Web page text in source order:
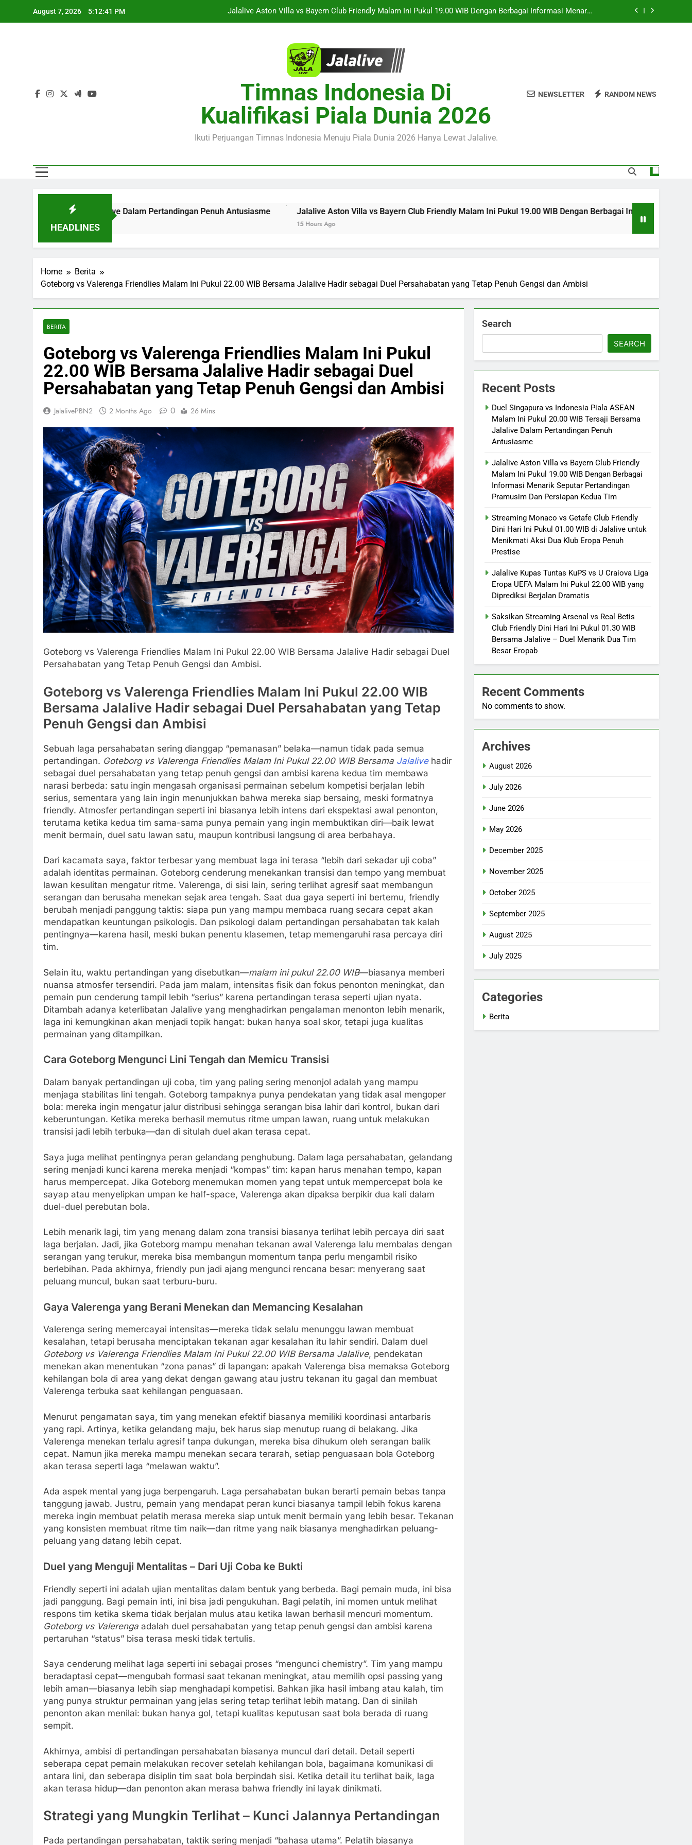
August 7, 2026 5:12:42 PM
Streaming Monaco vs Getafe Club Friendly Dini Hari Ini Pukul 01.00 WIB di Jalalive untuk Menikmati Aksi
Duel Singapura vs Indonesia Piala ASEAN Malam Ini Pukul 20.00 WIB Tersaji Bersama Jalalive Dalam
Jalalive Aston Villa vs Bayern Club Friendly Malam Ini Pukul 19.00 WIB Dengan Berbagai Informasi Menarik
Seputar Pertandingan Pramusim Dan Persiapan Kedua Tim
Streaming Monaco vs Getafe Club Friendly Dini Hari Ini Pukul 01.00 WIB di Jalalive untuk Menikmati Aksi
Dua Klub Eropa Penuh Prestise
Jalalive Kupas Tuntas KuPS vs U Craiova Liga Eropa UEFA Malam Ini Pukul 22.00 WIB yang Diprediksi
Timnas Indonesia Di
Kualifikasi Piala Dunia 2026
Ikuti Perjuangan Timnas Indonesia Menuju Piala Dunia 2026 Hanya Lewat Jalalive.
NEWSLETTER RANDOM NEWS
HEADLINES
Jalalive Dalam Pertandingan Penuh Antusiasme Jalalive Aston Villa vs Bayern Club Friendly Malam Ini Pukul 19.00 WIB Dengan Berbagai Informasi Menarik Seputar
Home
Berita
Goteborg vs Valerenga Friendlies Malam Ini Pukul 22.00 WIB Bersama Jalalive Hadir sebagai Duel Persahabatan yang Tetap Penuh Gengsi dan Ambisi
BERITA
Goteborg vs Valerenga Friendlies Malam Ini Pukul
22.00 WIB Bersama Jalalive Hadir sebagai Duel
Persahabatan yang Tetap Penuh Gengsi dan Ambisi
JalalivePBN2 2 Months Ago 0 26 Mins
Goteborg vs Valerenga Friendlies Malam Ini Pukul 22.00 WIB Bersama Jalalive Hadir sebagai Duel
Persahabatan yang Tetap Penuh Gengsi dan Ambisi.
Goteborg vs Valerenga Friendlies Malam Ini Pukul 22.00 WIB
Bersama Jalalive Hadir sebagai Duel Persahabatan yang Tetap
Penuh Gengsi dan Ambisi
Sebuah laga persahabatan sering dianggap “pemanasan” belaka—namun tidak pada semua
pertandingan. Goteborg vs Valerenga Friendlies Malam Ini Pukul 22.00 WIB Bersama Jalalivehadir
sebagai duel persahabatan yang tetap penuh gengsi dan ambisi karena kedua tim membawa
narasi berbeda: satu ingin mengasah organisasi permainan sebelum kompetisi berjalan lebih
serius, sementara yang lain ingin menunjukkan bahwa mereka siap bersaing, meski formatnya
friendly. Atmosfer pertandingan seperti ini biasanya lebih intens dari ekspektasi awal penonton,
terutama ketika kedua tim sama-sama punya pemain yang ingin membuktikan diri—baik lewat
menit bermain, duel satu lawan satu, maupun kontribusi langsung di area berbahaya.
Dari kacamata saya, faktor terbesar yang membuat laga ini terasa “lebih dari sekadar uji coba”
adalah identitas permainan. Goteborg cenderung menekankan transisi dan tempo yang membuat
lawan kesulitan mengatur ritme. Valerenga, di sisi lain, sering terlihat agresif saat membangun
serangan dan berusaha menekan sejak area tengah. Saat dua gaya seperti ini bertemu, friendly
berubah menjadi panggung taktis: siapa pun yang mampu membaca ruang secara cepat akan
mendapatkan keuntungan psikologis. Dan psikologi dalam pertandingan persahabatan tak kalah
pentingnya—karena hasil, meski bukan penentu klasemen, tetap memengaruhi rasa percaya diri
tim.
Selain itu, waktu pertandingan yang disebutkan—malam ini pukul 22.00 WIB—biasanya memberi
nuansa atmosfer tersendiri. Pada jam malam, intensitas fisik dan fokus penonton meningkat, dan
pemain pun cenderung tampil lebih “serius” karena pertandingan terasa seperti ujian nyata.
Ditambah adanya keterlibatan Jalalive yang menghadirkan pengalaman menonton lebih menarik,
laga ini kemungkinan akan menjadi topik hangat: bukan hanya soal skor, tetapi juga kualitas
permainan yang ditampilkan.
Cara Goteborg Mengunci Lini Tengah dan Memicu Transisi
Dalam banyak pertandingan uji coba, tim yang paling sering menonjol adalah yang mampu
menjaga stabilitas lini tengah. Goteborg tampaknya punya pendekatan yang tidak asal mengoper
bola: mereka ingin mengatur jalur distribusi sehingga serangan bisa lahir dari kontrol, bukan dari
keberuntungan. Ketika mereka berhasil memutus ritme umpan lawan, ruang untuk melakukan
transisi jadi lebih terbuka—dan di situlah duel akan terasa cepat.
Saya juga melihat pentingnya peran gelandang penghubung. Dalam laga persahabatan, gelandang
sering menjadi kunci karena mereka menjadi “kompas” tim: kapan harus menahan tempo, kapan
harus mempercepat. Jika Goteborg menemukan momen yang tepat untuk mempercepat bola ke
sayap atau menyelipkan umpan ke half-space, Valerenga akan dipaksa berpikir dua kali dalam
duel-duel perebutan bola.
Lebih menarik lagi, tim yang menang dalam zona transisi biasanya terlihat lebih percaya diri saat
laga berjalan. Jadi, jika Goteborg mampu menahan tekanan awal Valerenga lalu membalas dengan
serangan yang terukur, mereka bisa membangun momentum tanpa perlu mengambil risiko
berlebihan. Pada akhirnya, friendly pun jadi ajang mengunci rencana besar: menyerang saat
peluang muncul, bukan saat terburu-buru.
Gaya Valerenga yang Berani Menekan dan Memancing Kesalahan
Valerenga sering memercayai intensitas—mereka tidak selalu menunggu lawan membuat
kesalahan, tetapi berusaha menciptakan tekanan agar kesalahan itu lahir sendiri. Dalam duel
Goteborg vs Valerenga Friendlies Malam Ini Pukul 22.00 WIB Bersama Jalalive, pendekatan
menekan akan menentukan “zona panas” di lapangan: apakah Valerenga bisa memaksa Goteborg
kehilangan bola di area yang dekat dengan gawang atau justru tekanan itu gagal dan membuat
Valerenga terbuka saat kehilangan penguasaan.
Menurut pengamatan saya, tim yang menekan efektif biasanya memiliki koordinasi antarbaris
yang rapi. Artinya, ketika gelandang maju, bek harus siap menutup ruang di belakang. Jika
Valerenga menekan terlalu agresif tanpa dukungan, mereka bisa dihukum oleh serangan balik
cepat. Namun jika mereka mampu menekan secara terarah, setiap penguasaan bola Goteborg
akan terasa seperti laga “melawan waktu”.
Ada aspek mental yang juga berpengaruh. Laga persahabatan bukan berarti pemain bebas tanpa
tanggung jawab. Justru, pemain yang mendapat peran kunci biasanya tampil lebih fokus karena
mereka ingin membuat pelatih merasa mereka siap untuk menit bermain yang lebih besar. Tekanan
yang konsisten membuat ritme tim naik—dan ritme yang naik biasanya menghadirkan peluang-
peluang yang datang lebih cepat.
Duel yang Menguji Mentalitas – Dari Uji Coba ke Bukti
Friendly seperti ini adalah ujian mentalitas dalam bentuk yang berbeda. Bagi pemain muda, ini bisa
jadi panggung. Bagi pemain inti, ini bisa jadi pengukuhan. Bagi pelatih, ini momen untuk melihat
respons tim ketika skema tidak berjalan mulus atau ketika lawan berhasil mencuri momentum.
Goteborg vs Valerenga adalah duel persahabatan yang tetap penuh gengsi dan ambisi karena
pertaruhan “status” bisa terasa meski tidak tertulis.
Saya cenderung melihat laga seperti ini sebagai proses “mengunci chemistry”. Tim yang mampu
beradaptasi cepat—mengubah formasi saat tekanan meningkat, atau memilih opsi passing yang
lebih aman—biasanya lebih siap menghadapi kompetisi. Bahkan jika hasil imbang atau kalah, tim
yang punya struktur permainan yang jelas sering tetap terlihat lebih matang. Dan di sinilah
penonton akan menilai: bukan hanya gol, tetapi kualitas keputusan saat bola berada di ruang
sempit.
Akhirnya, ambisi di pertandingan persahabatan biasanya muncul dari detail. Detail seperti
seberapa cepat pemain melakukan recover setelah kehilangan bola, bagaimana komunikasi di
antara lini, dan seberapa disiplin tim saat bola berpindah sisi. Ketika detail itu terlihat baik, laga
akan terasa hidup—dan penonton akan merasa bahwa friendly ini layak dinikmati.
Strategi yang Mungkin Terlihat – Kunci Jalannya Pertandingan
Pada pertandingan persahabatan, taktik sering menjadi “bahasa utama”. Pelatih biasanya
Search
SEARCH
Recent Posts
Duel Singapura vs Indonesia Piala ASEAN
Malam Ini Pukul 20.00 WIB Tersaji Bersama
Jalalive Dalam Pertandingan Penuh
Antusiasme
Jalalive Aston Villa vs Bayern Club Friendly
Malam Ini Pukul 19.00 WIB Dengan Berbagai
Informasi Menarik Seputar Pertandingan
Pramusim Dan Persiapan Kedua Tim
Streaming Monaco vs Getafe Club Friendly
Dini Hari Ini Pukul 01.00 WIB di Jalalive untuk
Menikmati Aksi Dua Klub Eropa Penuh
Prestise
Jalalive Kupas Tuntas KuPS vs U Craiova Liga
Eropa UEFA Malam Ini Pukul 22.00 WIB yang
Diprediksi Berjalan Dramatis
Saksikan Streaming Arsenal vs Real Betis
Club Friendly Dini Hari Ini Pukul 01.30 WIB
Bersama Jalalive – Duel Menarik Dua Tim
Besar Eropab
Recent Comments
No comments to show.
Archives
August 2026
July 2026
June 2026
May 2026
December 2025
November 2025
October 2025
September 2025
August 2025
July 2025
Categories
Berita